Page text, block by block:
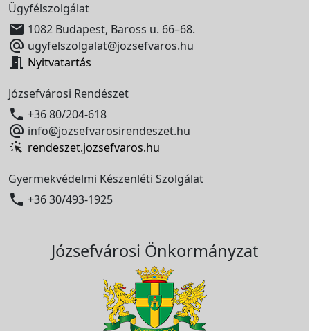
Ügyfélszolgálat
 1082 Budapest, Baross u. 66–68.
 ugyfelszolgalat@jozsefvaros.hu
 Nyitvatartás
Józsefvárosi Rendészet
 +36 80/204-618
 info@jozsefvarosirendeszet.hu
rendeszet.jozsefvaros.hu
Gyermekvédelmi Készenléti Szolgálat
 +36 30/493-1925
Józsefvárosi Önkormányzat